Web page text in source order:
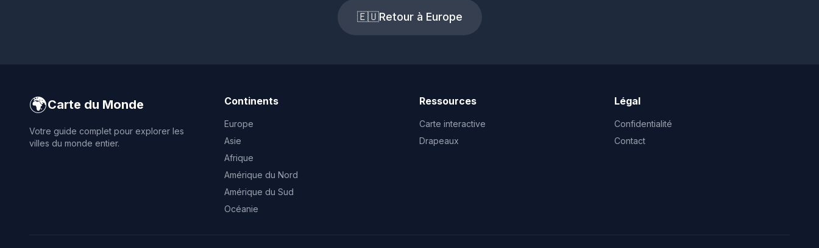
🇪🇺Retour à Europe
🌍Carte du Monde
Votre guide complet pour explorer les
villes du monde entier.
Continents
Europe
Asie
Afrique
Amérique du Nord
Amérique du Sud
Océanie
Ressources
Carte interactive
Drapeaux
Légal
Confidentialité
Contact